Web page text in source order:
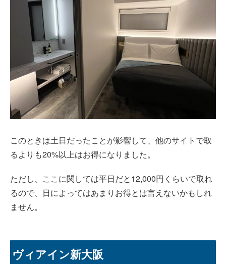
このときは土日だったことが影響して、他のサイトで取
るよりも20%以上はお得になりました。
ただし、ここに関しては平日だと12,000円くらいで取れ
るので、日によってはあまりお得とは言えないかもしれ
ません。
ヴィアイン新大阪